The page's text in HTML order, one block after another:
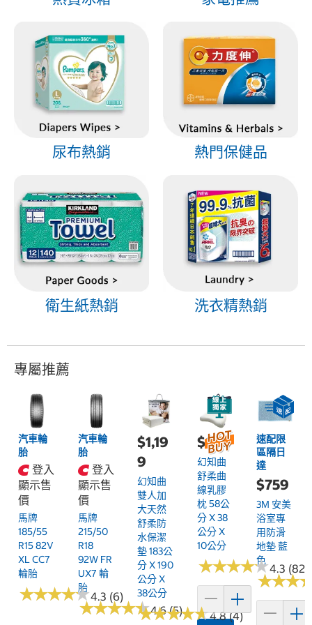
尿布熱銷 熱門保健品
衛生紙熱銷 洗衣精熱銷
專屬推薦
汽車輪
胎
登入
顯示售
價
馬牌
185/55
R15 82V
XL CC7
輪胎
★★★★★
★★★★★4.3 (6)
汽車輪
胎
登入
顯示售
價
馬牌
215/50
R18
92W FR
UX7 輪
胎
★★★★★
★★★★★4.6 (5)
$1,19
9
幻知曲
雙人加
大天然
舒柔防
水保潔
墊 183公
分 X 190
公分 X
38公分
★★★★★
★★★★★4.8 (4)
$899
幻知曲
舒柔曲
線乳膠
枕 58公
分 X 38
公分 X
10公分
★★★★★
★★★★★4.3 (82)
速配限
區隔日
達
$759
3M 安美
浴室專
用防滑
地墊 藍
色
★★★
★★★